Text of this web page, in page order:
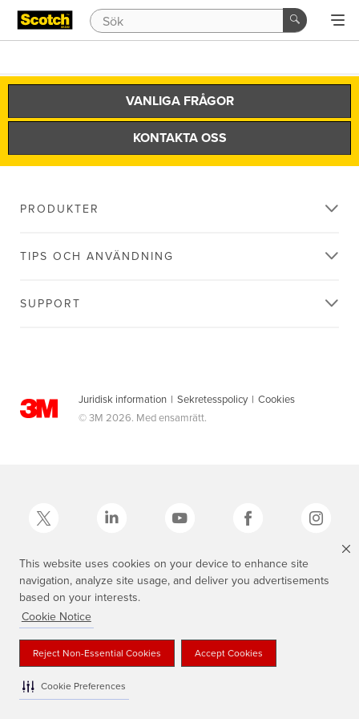
This website uses cookies on your device to enhance site
navigation, analyze site usage, and deliver you advertisements
based on your interests.
Cookie Notice
Reject Non-Essential Cookies Accept Cookies
Cookie Preferences
VANLIGA FRÅGOR
KONTAKTA OSS
PRODUKTER
TIPS OCH ANVÄNDNING
SUPPORT
Juridisk information | Sekretesspolicy | Cookies
© 3M 2026. Med ensamrätt.
3M, Scotch®, Magic och den skotskrutiga designen är varumärken som